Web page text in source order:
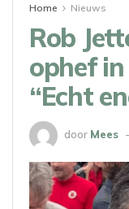
Home Nieuws
Rob
ophef in
“Echt
door Mees